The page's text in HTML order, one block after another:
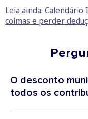
Leia ainda: Calendário
coimas e perder
O desconto
todos os